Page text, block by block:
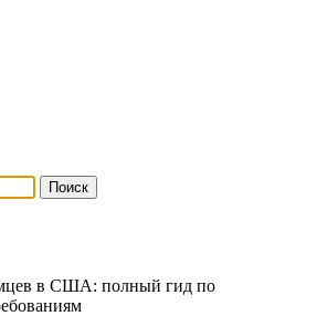
в США: полный гид по